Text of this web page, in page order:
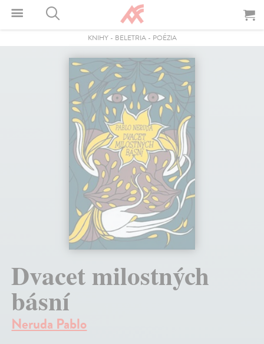
KNIHY- BELETRIA- POÉZIA
Dvacet milostných
básní
Neruda Pablo